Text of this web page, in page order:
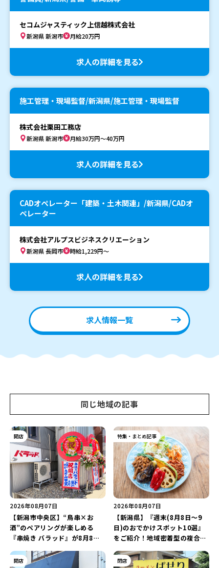
セコムジャスティック上信越株式会社
新潟県 新潟市 月給20万円
求人の詳細を見る
施工管理・現場監督/新潟県/施工管理・現場監督
株式会社栗田工務店
新潟県 新潟市 月給30万円～40万円
求人の詳細を見る
CADオペレーター「建築・土木関連」/新潟県/CADオ
ペレーター
株式会社アルプスビジネスクリエーション
新潟県 長岡市 時給1,229円～
求人の詳細を見る
求人情報一覧
同じ地域の記事
開店
2026年08月07日
【新潟市中央区】“鳥串×お
酒”のペアリングが楽しめる
『串焼き バラッド』が8月8日
インアップ♪
特集・まとめ記事
2026年08月07日
【新潟県】『週末(8月8日～9
日)のおでかけスポット10選』
をご紹介！地域密着型の複合施
ナ丸大新潟のサマーフェスタ
開店 閉店